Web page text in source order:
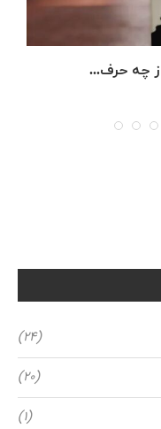
چه حرف...
(۲۴)
(۲۰)
(۱)